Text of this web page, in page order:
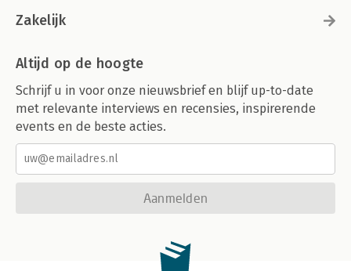
Zakelijk
Altijd op de hoogte
Schrijf u in voor onze nieuwsbrief en blijf up-to-date
met relevante interviews en recensies, inspirerende
events en de beste acties.
Aanmelden